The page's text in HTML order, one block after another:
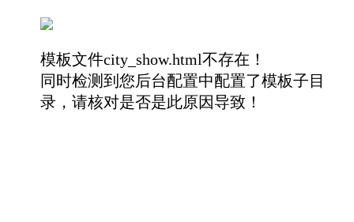
模板文件city_show.html不存在！
同时检测到您后台配置中配置了模板子目
录，请核对是否是此原因导致！